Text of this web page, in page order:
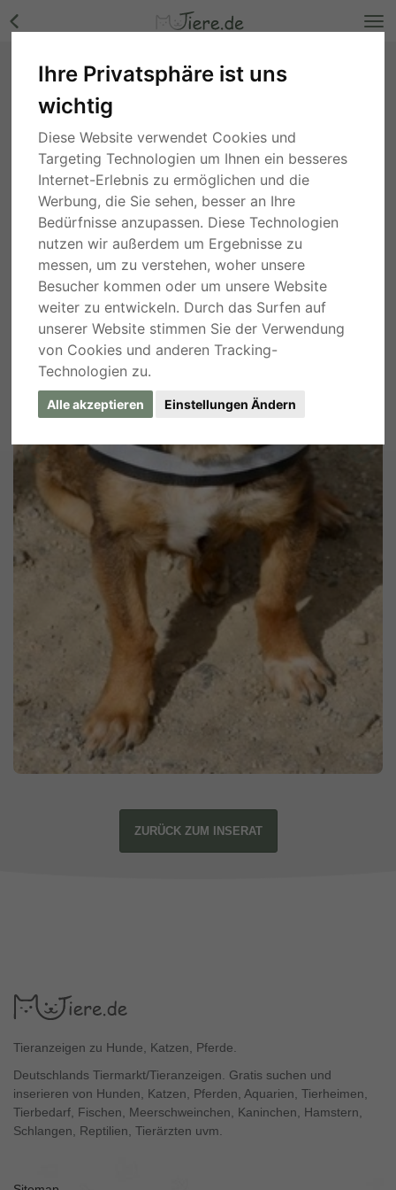
Ihre Privatsphäre ist uns
wichtig
Diese Website verwendet Cookies und
Targeting Technologien um Ihnen ein besseres
Internet-Erlebnis zu ermöglichen und die
Werbung, die Sie sehen, besser an Ihre
Bedürfnisse anzupassen. Diese Technologien
nutzen wir außerdem um Ergebnisse zu
messen, um zu verstehen, woher unsere
Besucher kommen oder um unsere Website
weiter zu entwickeln. Durch das Surfen auf
unserer Website stimmen Sie der Verwendung
von Cookies und anderen Tracking-
Technologien zu.
Alle akzeptieren Einstellungen Ändern
Rosita, Mix - Hündin Bilder
Niedersachsen, vor 3 Wochen
ZURÜCK ZUM INSERAT
Tieranzeigen zu Hunde, Katzen, Pferde.
Deutschlands Tiermarkt/Tieranzeigen. Gratis suchen und
inserieren von Hunden, Katzen, Pferden, Aquarien, Tierheimen,
Tierbedarf, Fischen, Meerschweinchen, Kaninchen, Hamstern,
Schlangen, Reptilien, Tierärzten uvm.